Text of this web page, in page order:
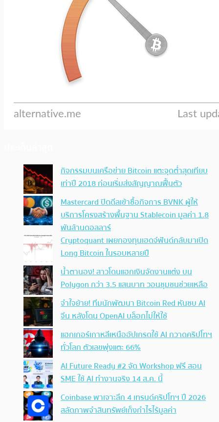
กิจกรรมบนเครือข่าย Bitcoin แตะจุดต่ำสุดเทียบ
เท่าปี 2018 ก่อนเริ่มส่งสัญญาณฟื้นตัว
Mastercard ปิดดีลเข้าซื้อกิจการ BVNK ผู้ให้
บริการโครงสร้างพื้นฐาน Stablecoin มูลค่า 1.8
พันล้านดอลลาร์
Cryptoquant เผยกองทุนเฮดจ์ฟันด์กลับมาเปิด
Long Bitcoin ในรอบหลายปี
น้ำตานอง! สาวโดนแฮกเงินจัดงานแต่ง บน
Polygon กว่า 3.5 แสนบาท วอนชุมชนช่วยเหลือ
จำใจย้าย! ทีมนักพัฒนา Bitcoin Red หันซบ AI
จีน หลังโดน OpenAI บล็อกไม่ให้ใช้
แฮกเกอร์เกาหลีเหนืออัปเกรดใช้ AI กวาดคริปโทฯ
ทั่วโลก ตัวเลขพุ่งแตะ 66%
AI Future Ready #2 จัด Workshop ฟรี สอน
SME ใช้ AI ทำงานจริง 14 ส.ค. นี้
Coinbase พาเจาะลึก 4 เทรนด์คริปโทฯ ปี 2026
สลัดภาพจำสินทรัพย์เก็งกำไรไร้มูลค่า